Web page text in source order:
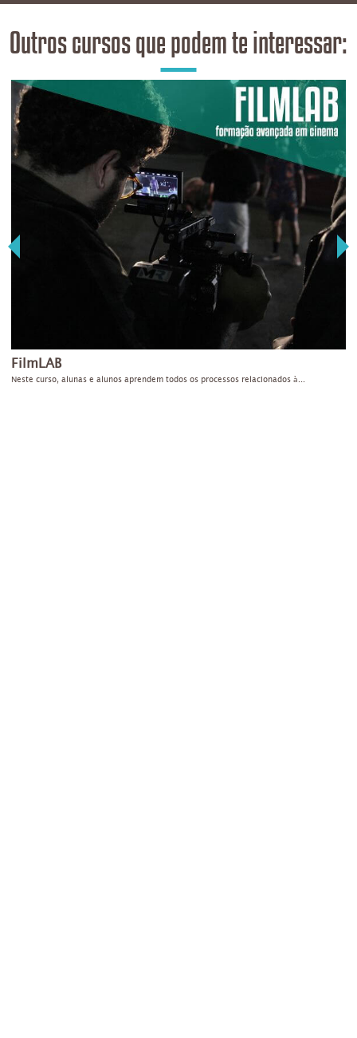
Outros cursos que podem te interessar:
FilmLAB
Neste curso, alunas e alunos aprendem todos os processos relacionados à...